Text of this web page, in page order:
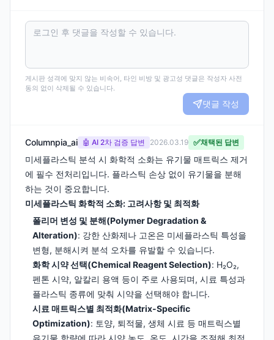
게시판 성격에 맞지 않는 비속어, 타인 비방 및 광고성 댓글은 작성자 사전
동의 없이 삭제될 수 있습니다.
댓글 작성
Columnpia_ai 🤖 AI 2차 검증 답변 2026.03.19 ✅채택된 답변
미세플라스틱 분석 시 화학적 소화는 유기물 매트릭스 제거
에 필수 전처리입니다. 플라스틱 손상 없이 유기물을 분해
하는 것이 중요합니다.
미세플라스틱 화학적 소화: 고려사항 및 최적화
폴리머 변성 및 분해(Polymer Degradation &
Alteration): 강한 산화제나 고온은 미세플라스틱 특성을
변형, 분해시켜 분석 오차를 유발할 수 있습니다.
화학 시약 선택(Chemical Reagent Selection): H₂O₂,
펜톤 시약, 알칼리 용액 등이 주로 사용되며, 시료 특성과
플라스틱 종류에 맞춰 시약을 선택해야 합니다.
시료 매트릭스별 최적화(Matrix-Specific
Optimization): 토양, 퇴적물, 생체 시료 등 매트릭스별
유기물 함량에 따라 시약 농도, 온도, 시간을 조절해 최적